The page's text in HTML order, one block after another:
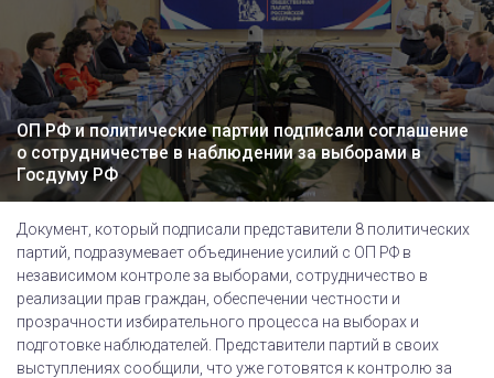
ОП РФ и политические партии подписали соглашение
о сотрудничестве в наблюдении за выборами в
Госдуму РФ
Документ, который подписали представители 8 политических
партий, подразумевает объединение усилий с ОП РФ в
независимом контроле за выборами, сотрудничество в
реализации прав граждан, обеспечении честности и
прозрачности избирательного процесса на выборах и
подготовке наблюдателей. Представители партий в своих
выступлениях сообщили, что уже готовятся к контролю за